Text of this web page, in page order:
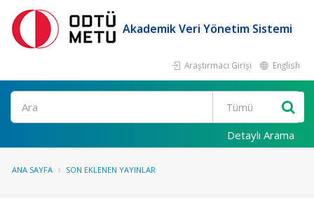
Akademik Veri Yönetim Sistemi
Araştırmacı Girişi English
Ara
Detaylı Arama
ANA SAYFA SON EKLENEN YAYINLAR